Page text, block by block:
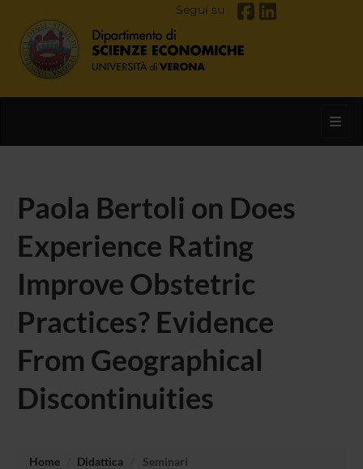
Segui su
Paola Bertoli on Does
Experience Rating
Improve Obstetric
Practices? Evidence
From Geographical
Discontinuities
Home Didattica Seminari